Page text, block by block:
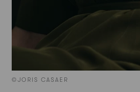
©JORIS CASAER